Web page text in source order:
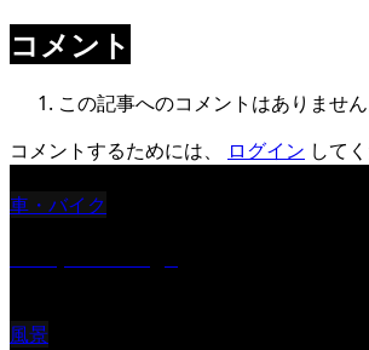
コメント
この記事へのコメントはありません
コメントするためには、
ログイン して
車・バイク
風景